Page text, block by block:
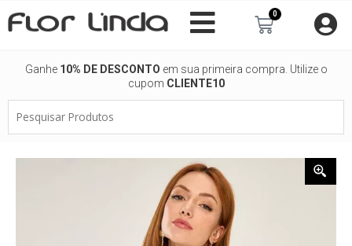
para
0
Carrinho
Ganhe 10% DE DESCONTO em sua primeira compra. Utilize o
cupom CLIENTE10
Produtos